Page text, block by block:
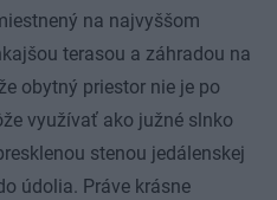
na najvyššom
terasou a záhradou na
obytný priestor nie je po
využívať ako južné slnko
stenou jedálenskej
údolia. Práve krásne